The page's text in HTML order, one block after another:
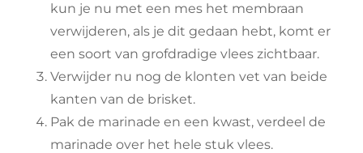
kun je nu met een mes het membraan
verwijderen, als je dit gedaan hebt, komt er
een soort van grofdradige vlees zichtbaar.
Verwijder nu nog de klonten vet van beide
kanten van de brisket.
Pak de marinade en een kwast, verdeel de
marinade over het hele stuk vlees.